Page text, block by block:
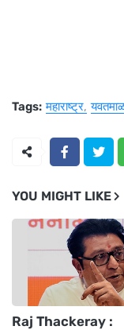
Tags: महाराष्ट्र
YOU MIGHT LIKE
Raj Thackeray :